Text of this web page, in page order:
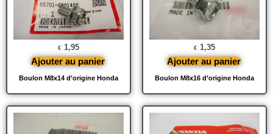
Boulon M8x14 d’origine Honda
€ 1,95
Ajouter au panier
Boulon M8x16 d’origine Honda
€ 1,35
Ajouter au panier